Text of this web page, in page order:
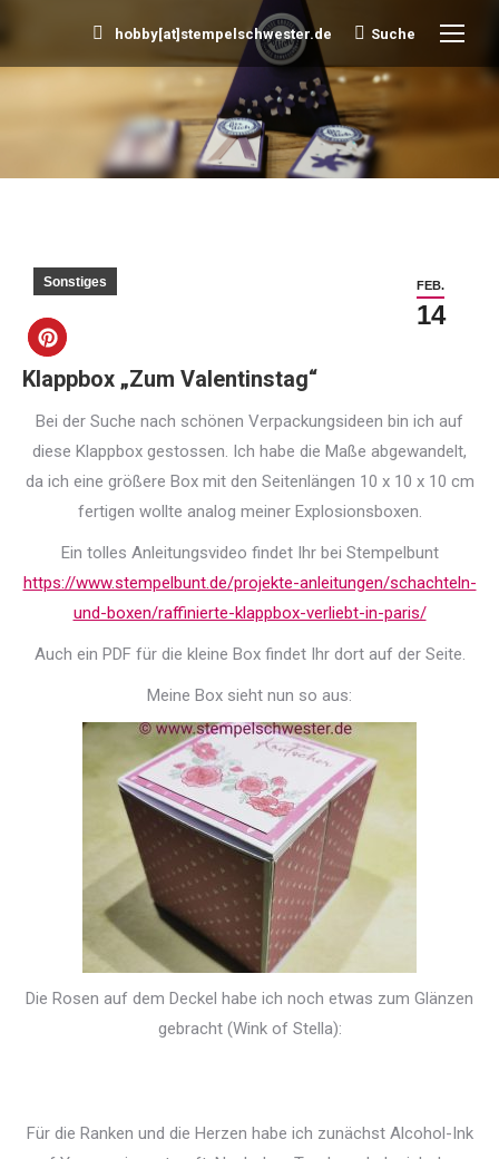
hobby[at]stempelschwester.de Search:
Suche
Sie befinden sich hier:
FEB.
14
Sonstiges
Klappbox „Zum Valentinstag“
Bei der Suche nach schönen Verpackungsideen bin ich auf
diese Klappbox gestossen. Ich habe die Maße abgewandelt,
da ich eine größere Box mit den Seitenlängen 10 x 10 x 10 cm
fertigen wollte analog meiner Explosionsboxen.
Ein tolles Anleitungsvideo findet Ihr bei Stempelbunt
https://www.stempelbunt.de/projekte-anleitungen/schachteln-
und-boxen/raffinierte-klappbox-verliebt-in-paris/
Auch ein PDF für die kleine Box findet Ihr dort auf der Seite.
Meine Box sieht nun so aus:
Die Rosen auf dem Deckel habe ich noch etwas zum Glänzen
gebracht (Wink of Stella):
Für die Ranken und die Herzen habe ich zunächst Alcohol-Ink